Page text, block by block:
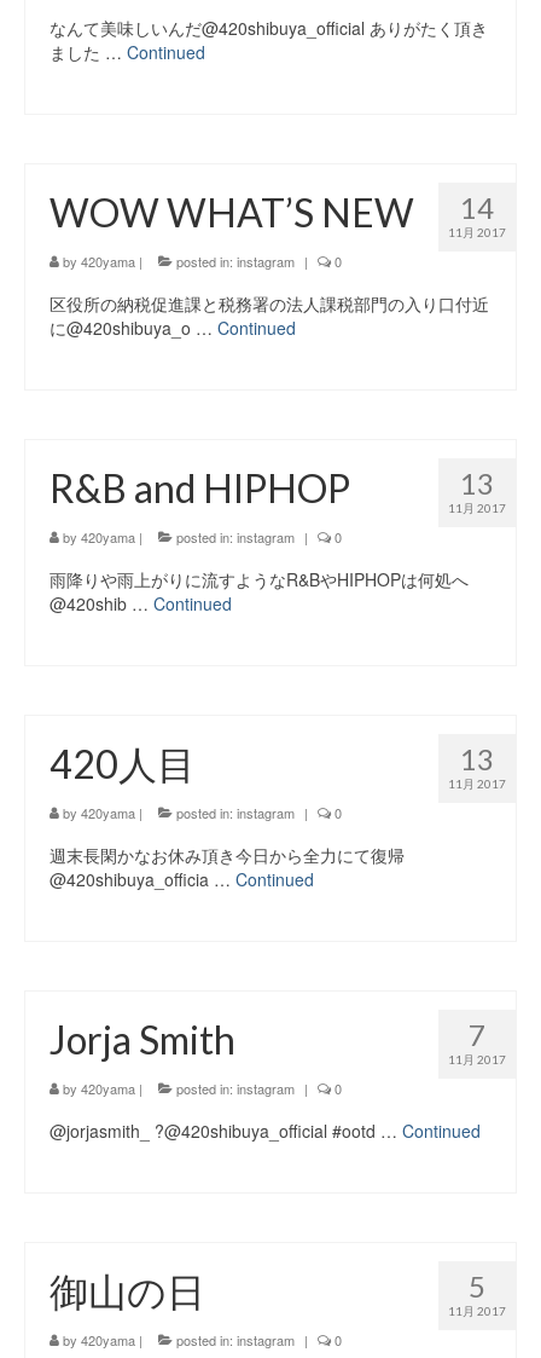
なんて美味しいんだ@420shibuya_official ありがたく頂き
ました … Continued
14
11月 2017
WOW WHAT’S NEW
by 420yama | posted in: instagram | 0
区役所の納税促進課と税務署の法人課税部門の入り口付近
に@420shibuya_o … Continued
13
11月 2017
R&B and HIPHOP
by 420yama | posted in: instagram | 0
雨降りや雨上がりに流すようなR&BやHIPHOPは何処へ
@420shib … Continued
13
11月 2017
420人目
by 420yama | posted in: instagram | 0
週末長閑かなお休み頂き今日から全力にて復帰
@420shibuya_officia … Continued
7
11月 2017
Jorja Smith
by 420yama | posted in: instagram | 0
@jorjasmith_ ?@420shibuya_official #ootd … Continued
5
11月 2017
御山の日
by 420yama | posted in: instagram | 0